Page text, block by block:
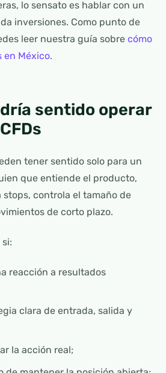
lo sensato es hablar con un
inversiones. Como punto de
leer nuestra guía sobre cómo
en México.
sentido operar
tener sentido solo para un
que entiende el producto,
stops, controla el tamaño de
de corto plazo.
reacción a resultados
clara de entrada, salida y
la acción real;